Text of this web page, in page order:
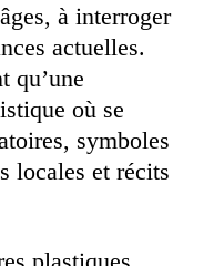
à interroger
actuelles.
qu’une
où se
symboles
locales et récits